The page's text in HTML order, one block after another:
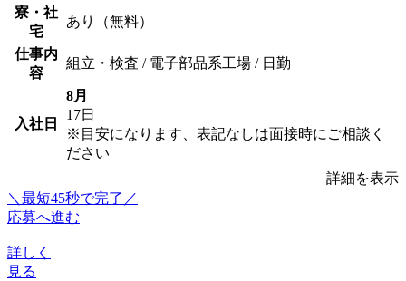
寮・社
宅
あり（無料）
仕事内
容
組立・検査 / 電子部品系工場 / 日勤
入社日
8月
17日
※目安になります、表記なしは面接時にご相談く
ださい
詳細を表示
＼最短45秒で完了／
応募へ進む
詳しく
見る